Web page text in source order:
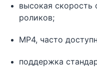
высокая скорость
роликов;
MP4, часто
поддержка